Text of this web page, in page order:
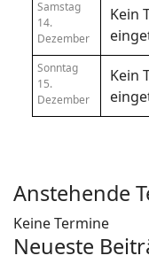
Samstag
14.
Dezember
Kein
Sonntag
15.
Dezember
Kein
Anstehende
Keine Termine
Neueste